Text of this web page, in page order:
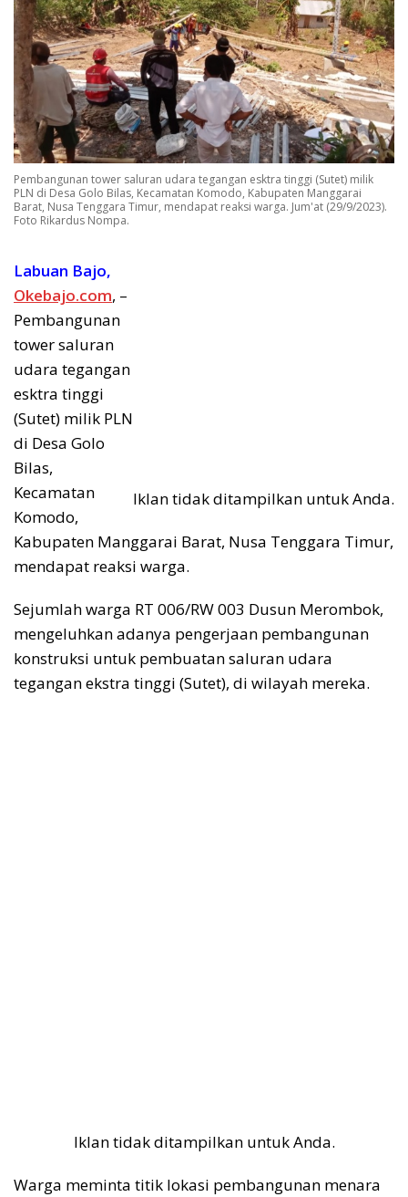
Pembangunan tower saluran udara tegangan esktra tinggi (Sutet) milik
PLN di Desa Golo Bilas, Kecamatan Komodo, Kabupaten Manggarai
Barat, Nusa Tenggara Timur, mendapat reaksi warga. Jum'at (29/9/2023).
Foto Rikardus Nompa.
Iklan tidak ditampilkan untuk Anda.
Labuan Bajo,
Okebajo.com, –
Pembangunan
tower saluran
udara tegangan
esktra tinggi
(Sutet) milik PLN
di Desa Golo
Bilas,
Kecamatan
Komodo,
Kabupaten Manggarai Barat, Nusa Tenggara Timur,
mendapat reaksi warga.
Sejumlah warga RT 006/RW 003 Dusun Merombok,
mengeluhkan adanya pengerjaan pembangunan
konstruksi untuk pembuatan saluran udara
tegangan ekstra tinggi (Sutet), di wilayah mereka.
Iklan tidak ditampilkan untuk Anda.
Warga meminta titik lokasi pembangunan menara